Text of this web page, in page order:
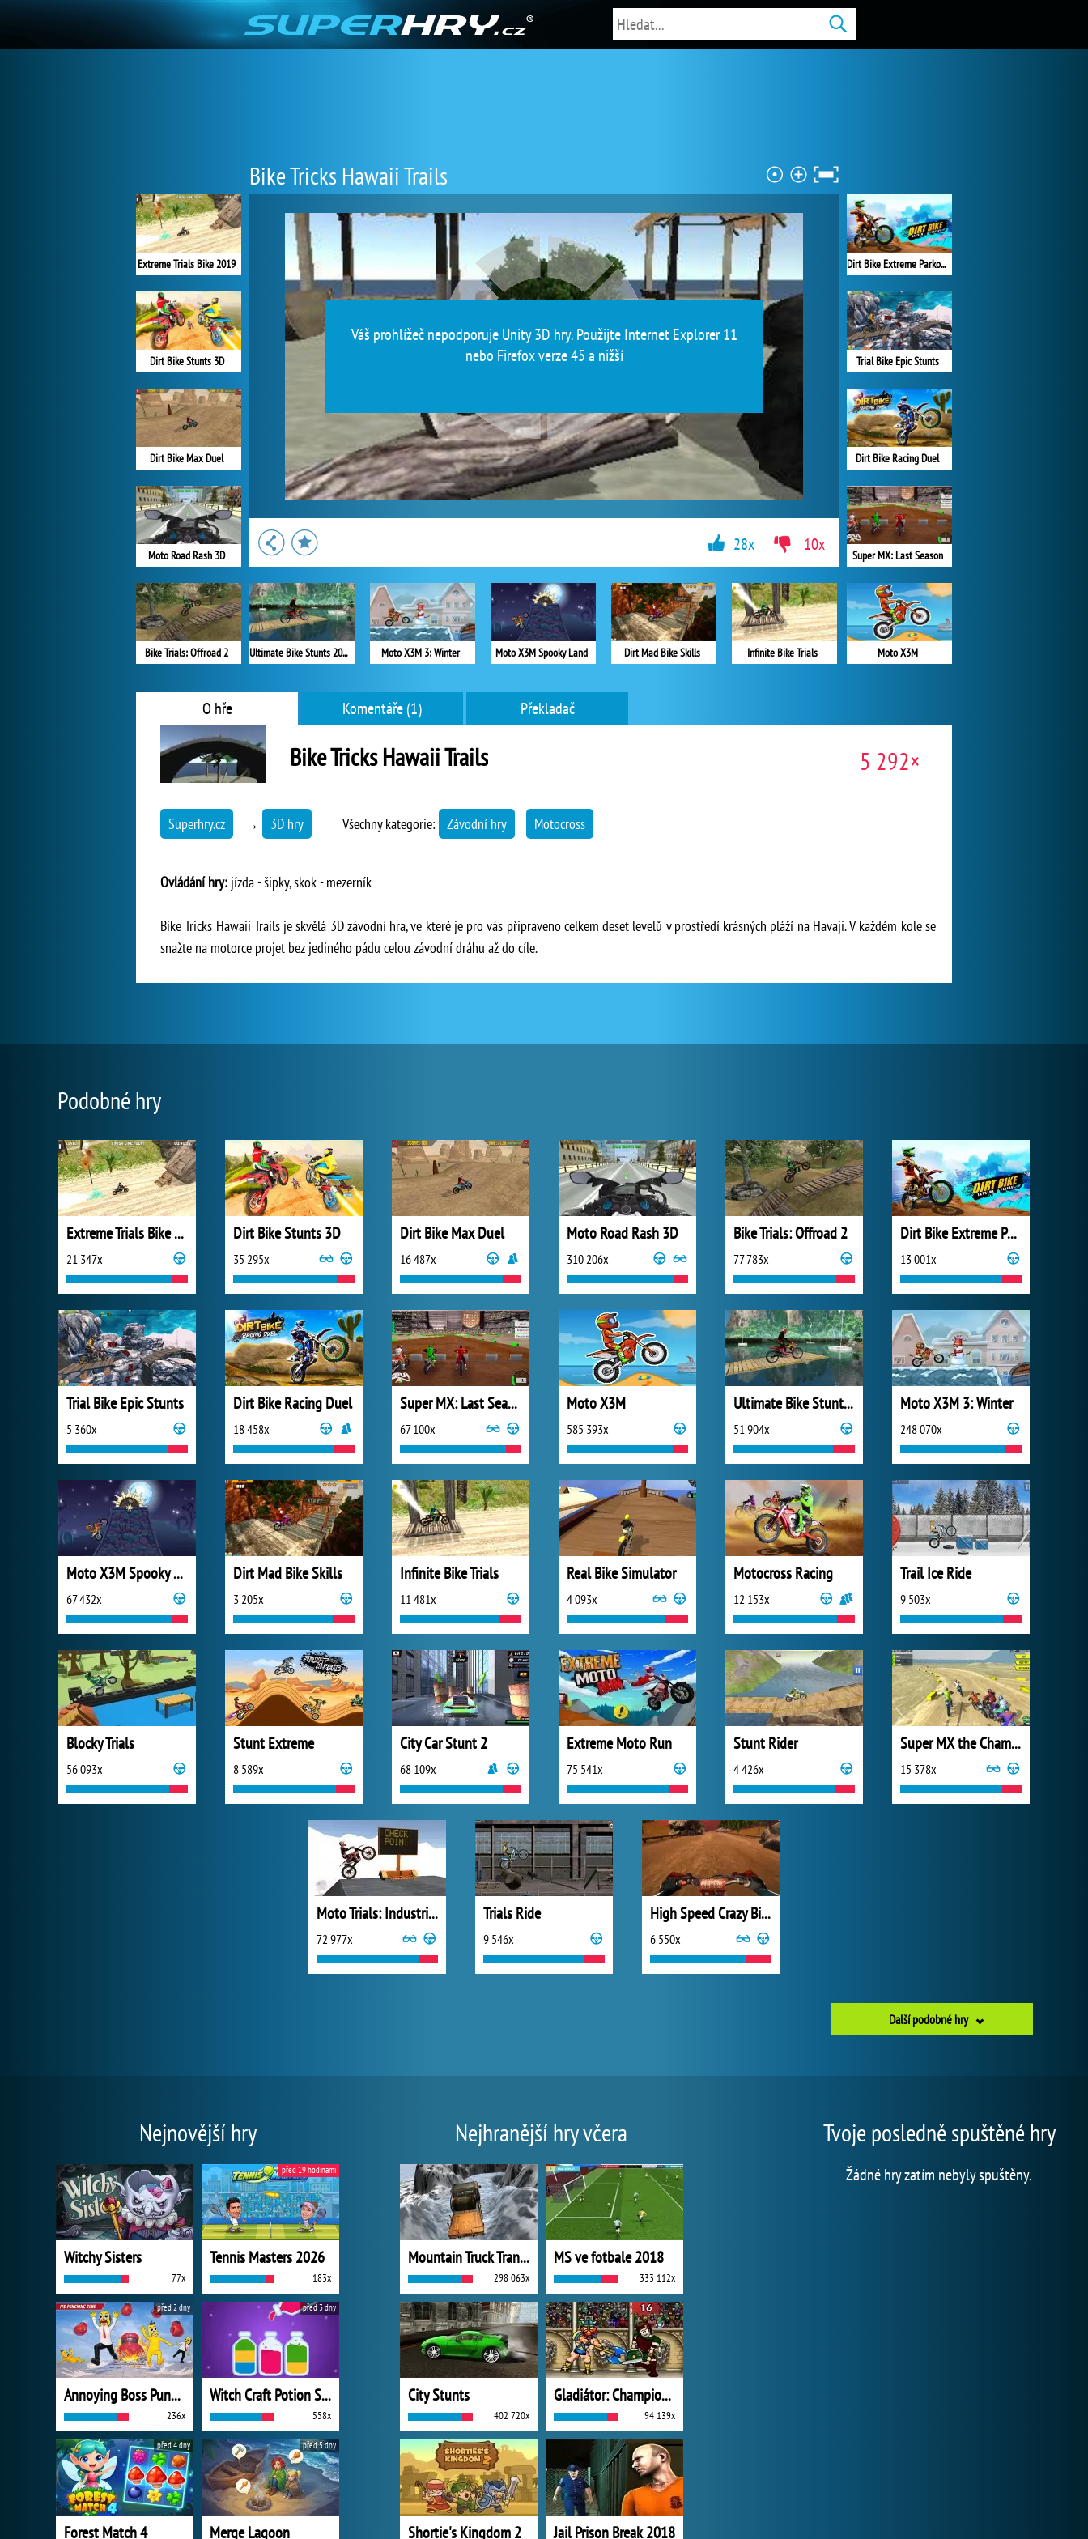
Bike Tricks Hawaii Trails
Váš prohlížeč nepodporuje Unity 3D hry. Použijte Internet Explorer 11
nebo Firefox verze 45 a nižší
Extreme Trials Bike 2019
Dirt Bike Stunts 3D
Dirt Bike Max Duel
Moto Road Rash 3D
Bike Trials: Offroad 2
Dirt Bike Extreme Parkour
Trial Bike Epic Stunts
Dirt Bike Racing Duel
Super MX: Last Season
Moto X3M
Ultimate Bike Stunts 2018 Moto X3M 3: Winter Moto X3M Spooky Land Dirt Mad Bike Skills Infinite Bike Trials
28x 10x
O hře Komentáře (1) Překladač
Bike Tricks Hawaii Trails 5 292×
Superhry.cz → 3D hry Všechny kategorie: Závodní hry Motocross
Ovládání hry: jízda - šipky, skok - mezerník
Bike Tricks Hawaii Trails je skvělá 3D závodní hra, ve které je pro vás připraveno celkem deset levelů v prostředí krásných pláží na Havaji. V každém kole se
snažte na motorce projet bez jediného pádu celou závodní dráhu až do cíle.
Podobné hry
Extreme Trials Bike 2019
21 347x
Dirt Bike Stunts 3D
35 295x
Dirt Bike Max Duel
16 487x
Moto Road Rash 3D
310 206x
Bike Trials: Offroad 2
77 783x
Dirt Bike Extreme Parkour
13 001x
Trial Bike Epic Stunts
5 360x
Dirt Bike Racing Duel
18 458x
Super MX: Last Season
67 100x
Moto X3M
585 393x
Ultimate Bike Stunts 2018
51 904x
Moto X3M 3: Winter
248 070x
Moto X3M Spooky Land
67 432x
Dirt Mad Bike Skills
3 205x
Infinite Bike Trials
11 481x
Real Bike Simulator
4 093x
Motocross Racing
12 153x
Trail Ice Ride
9 503x
Blocky Trials
56 093x
Stunt Extreme
8 589x
City Car Stunt 2
68 109x
Extreme Moto Run
75 541x
Stunt Rider
4 426x
Super MX the Champion
15 378x
Moto Trials: Industrial
72 977x
Trials Ride
9 546x
High Speed Crazy Bike
6 550x
Další podobné hry
Nejnovější hry
Witchy Sisters
77x
Tennis Masters 2026
183x
před 19 hodinami
Annoying Boss Punch Game
236x
před 2 dny
Witch Craft Potion Sort
558x
před 3 dny
Forest Match 4
před 4 dny
Merge Lagoon
před 5 dny
Nejhranější hry včera
Mountain Truck Transport
298 063x
MS ve fotbale 2018
333 112x
City Stunts
402 720x
Gladiátor: Champions Sprint
94 139x
Shortie's Kingdom 2 Jail Prison Break 2018
Tvoje posledně spuštěné hry
Žádné hry zatím nebyly spuštěny.